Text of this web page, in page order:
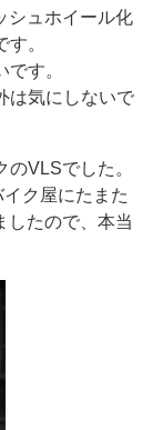
シュホイール化
。
す。
は気にしないで
VLSでした。
ク屋にたまた
したので、本当